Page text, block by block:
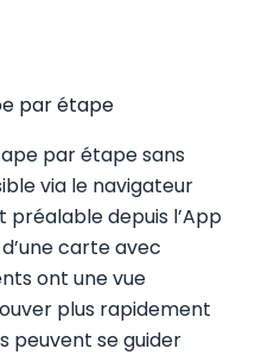
par étape
par étape sans
via le navigateur
depuis l’App
carte avec
ont une vue
plus rapidement
peuvent se guider